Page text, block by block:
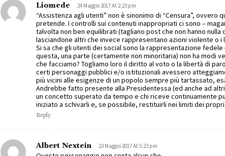
Liomede 24 Maggio 2017 At 2:23 pm
“Assistenza agli utenti” non è sinonimo di “Censura”, ovvero
pretende. I controlli sui contenuti inappropriati ci sono –
talvolta non ben equilibrati (tagliano post che non hanno
lasciandone altri che invece rappresentano azioni violente o i
Si sa che gli utenti dei social sono la rappresentazione
questa, una parte (certamente non minoritaria) non ha modi
che facciamo? Togliamo loro il diritto al voto o la libertà di
certi personaggi pubblici e/o istituzionali avessero
più vicini alle esigenze di un popolo sempre più tartassato,
Andrebbe fatto presente alla Presidentessa (ed anche ad
un concetto superato da tempo e chi riceve continuamente
iniziato a schivarli e, se possibile, restituirli nei limiti dei
Reply
Albert Nextein 23 Maggio 2017 At 5:23 pm